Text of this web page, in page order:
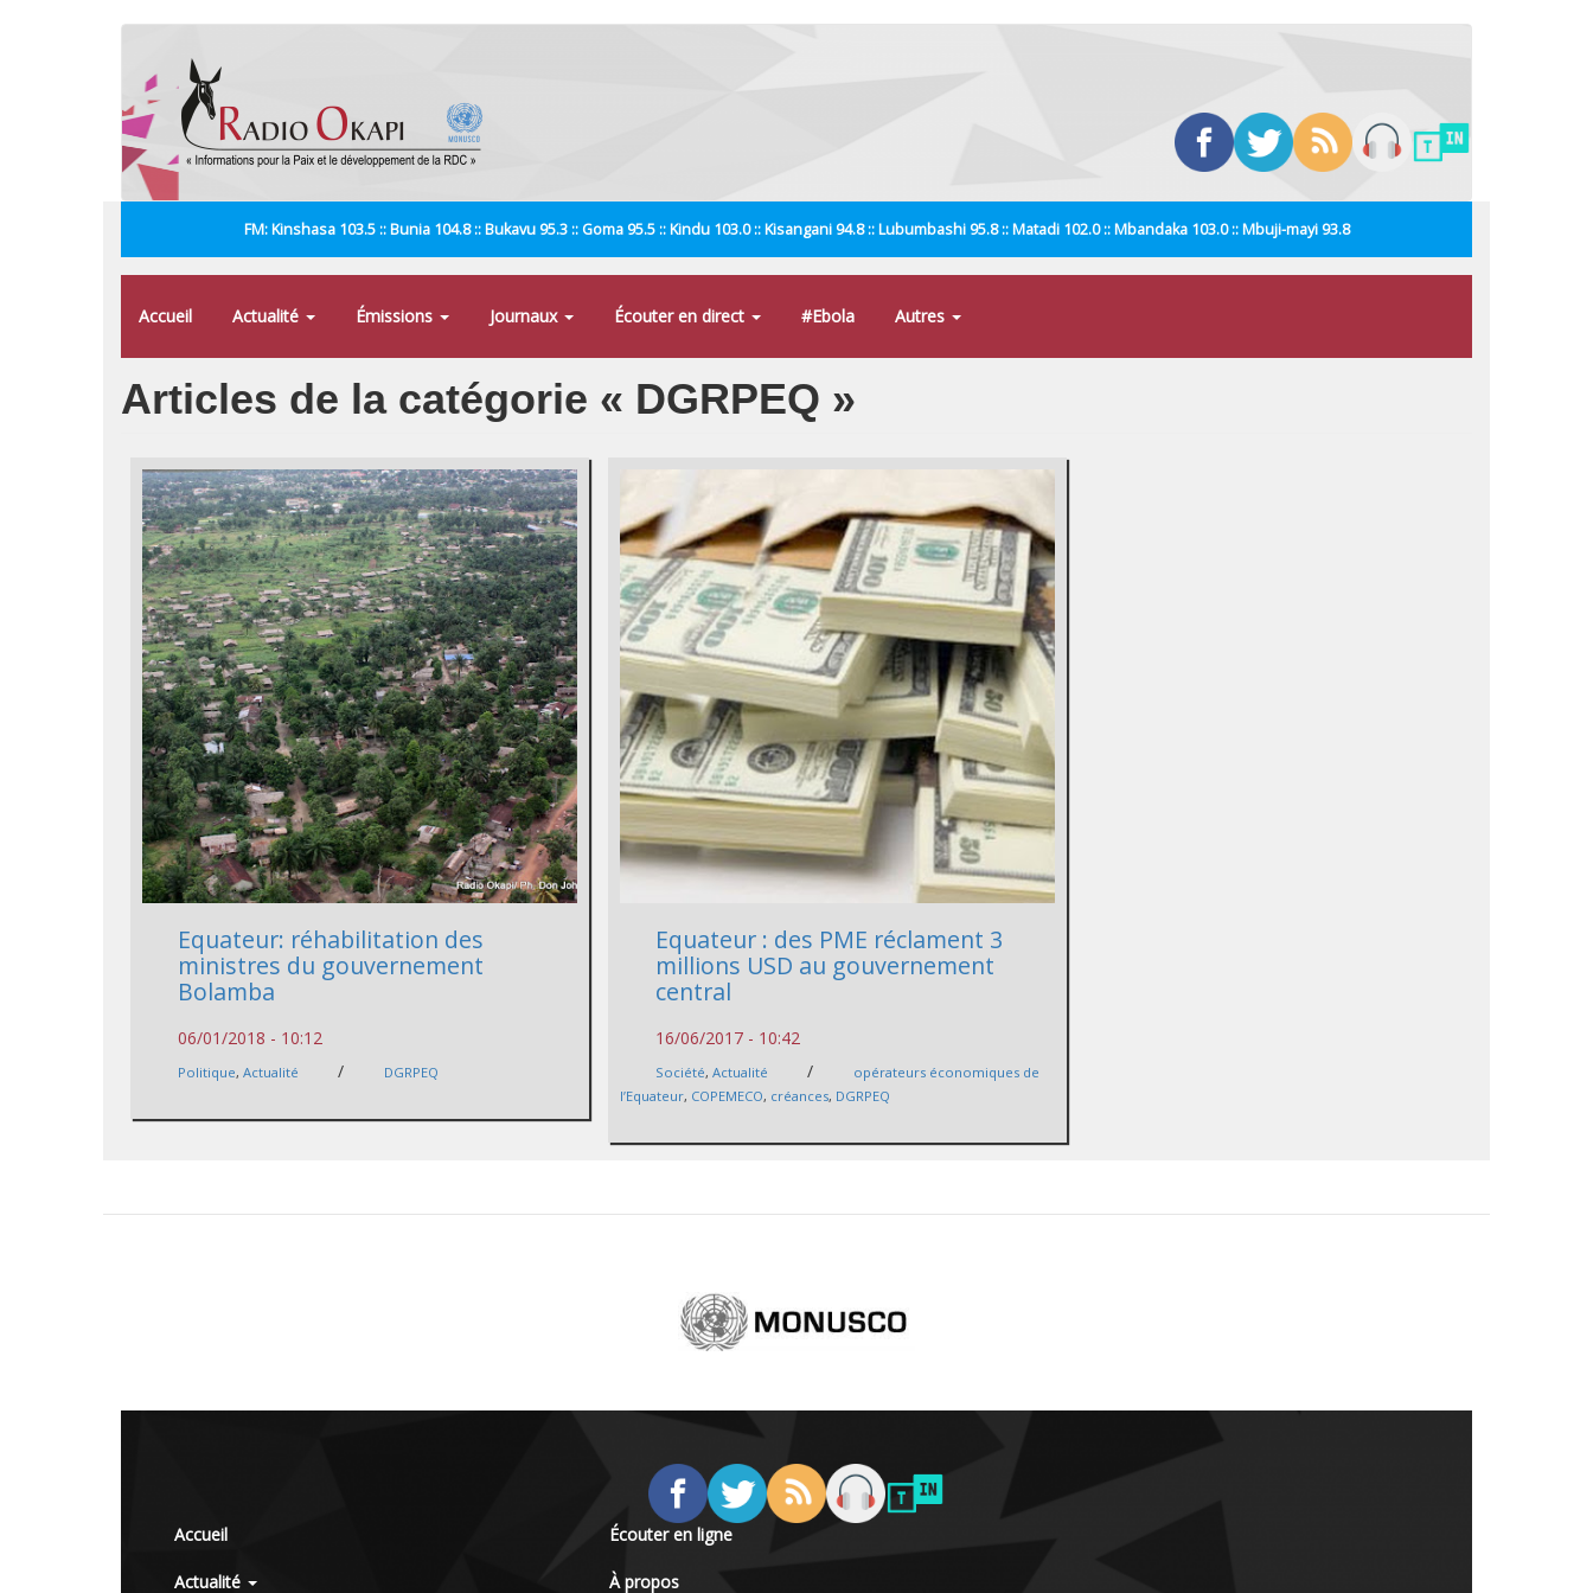
FM: Kinshasa 103.5 :: Bunia 104.8 :: Bukavu 95.3 :: Goma 95.5 :: Kindu 103.0 :: Kisangani 94.8 :: Lubumbashi 95.8 :: Matadi 102.0 :: Mbandaka 103.0 :: Mbuji-mayi 93.8
Accueil Actualité Émissions Journaux Écouter en direct #Ebola Autres
Articles de la catégorie « DGRPEQ »
Equateur: réhabilitation des
ministres du gouvernement
Bolamba
06/01/2018 - 10:12
Politique,Actualité / DGRPEQ
Equateur : des PME réclament 3
millions USD au gouvernement
central
16/06/2017 - 10:42
Société,Actualité /
opérateurs économiques de
l’Equateur, COPEMECO, créances, DGRPEQ
Accueil
Actualité
Écouter en ligne
À propos